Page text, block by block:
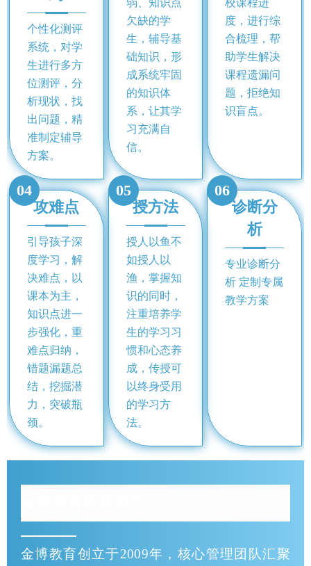
个性化测评
系统，对学
生进行多方
位测评，分
析现状，找
出问题，精
准制定辅导
方案。
欠缺的学
生，辅导基
础知识，形
成系统牢固
的知识体
系，让其学
习充满自
信。
度，进行综
合梳理，帮
助学生解决
课程遗漏问
题，拒绝知
识盲点。
04
攻难点
引导孩子深
度学习，解
决难点，以
课本为主，
知识点进一
步强化，重
难点归纳，
错题漏题总
结，挖掘潜
力，突破瓶
颈。
05
授方法
授人以鱼不
如授人以
渔，掌握知
识的同时，
注重培养学
生的学习习
惯和心态养
成，传授可
以终身受用
的学习方
法。
06
诊断分
析
专业诊断分
析 定制专属
教学方案
金博教育创立于2009年，核心管理团队汇聚